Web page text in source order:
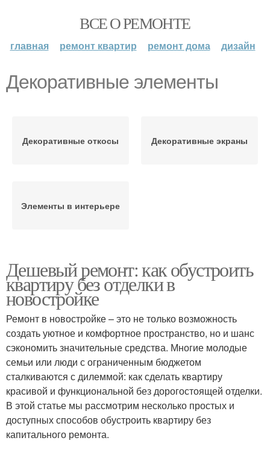
ВСЕ О РЕМОНТЕ
главная ремонт квартир ремонт дома дизайн
Декоративные элементы
Декоративные откосы Декоративные экраны
Элементы в интерьере
Дешевый ремонт: как обустроить
квартиру без отделки в
новостройке
Ремонт в новостройке – это не только возможность
создать уютное и комфортное пространство, но и шанс
сэкономить значительные средства. Многие молодые
семьи или люди с ограниченным бюджетом
сталкиваются с дилеммой: как сделать квартиру
красивой и функциональной без дорогостоящей отделки.
В этой статье мы рассмотрим несколько простых и
доступных способов обустроить квартиру без
капитального ремонта.